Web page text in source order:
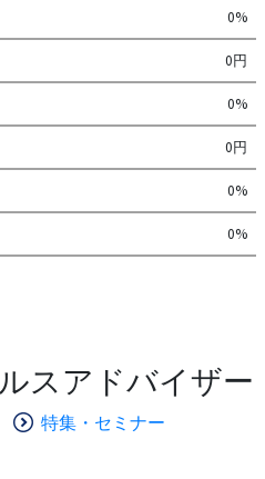
0%
0円
0%
0円
0%
0%
スアドバイザー
特集・セミナー